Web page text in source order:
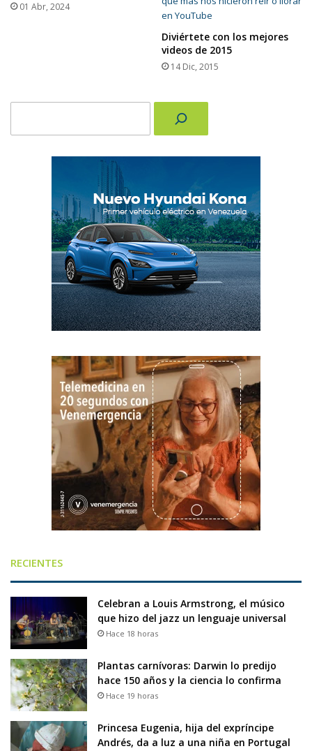
01 Abr, 2024
Diviértete con los mejores
videos de 2015
14 Dic, 2015
RECIENTES
Celebran a Louis Armstrong, el músico
que hizo del jazz un lenguaje universal
Hace 18 horas
Plantas carnívoras: Darwin lo predijo
hace 150 años y la ciencia lo confirma
Hace 19 horas
Princesa Eugenia, hija del expríncipe
Andrés, da a luz a una niña en Portugal